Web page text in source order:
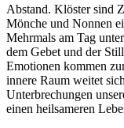
Abstand. Klöster sind
Mönche und Nonnen
Mehrmals am Tag
dem Gebet und der
Emotionen kommen
innere Raum weitet
Unterbrechungen
einen heilsameren